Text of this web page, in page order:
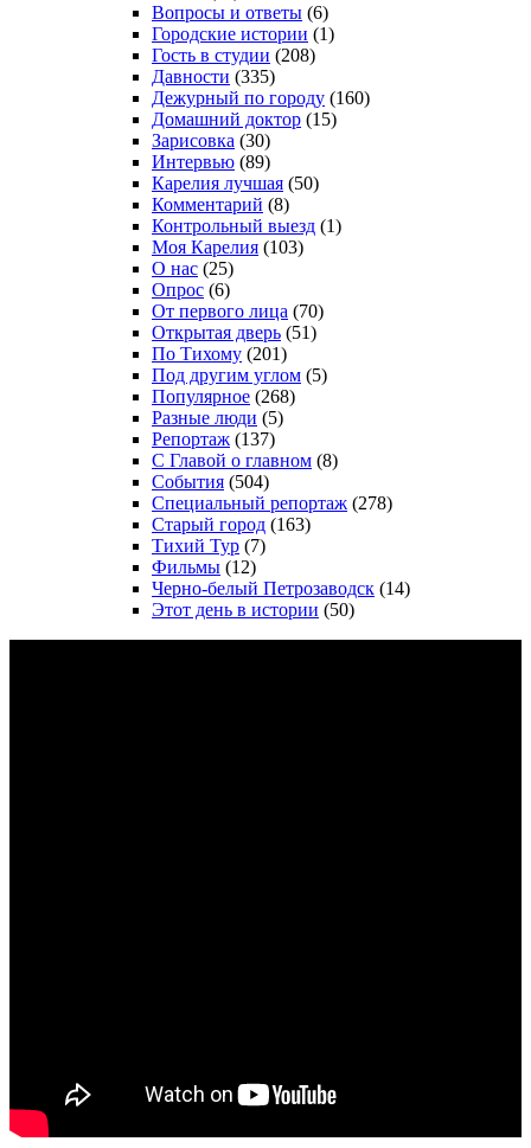
Вопросы и ответы (6)
Городские истории (1)
Гость в студии (208)
Давности (335)
Дежурный по городу (160)
Домашний доктор (15)
Зарисовка (30)
Интервью (89)
Карелия лучшая (50)
Комментарий (8)
Контрольный выезд (1)
Моя Карелия (103)
О нас (25)
Опрос (6)
От первого лица (70)
Открытая дверь (51)
По Тихому (201)
Под другим углом (5)
Популярное (268)
Разные люди (5)
Репортаж (137)
С Главой о главном (8)
События (504)
Специальный репортаж (278)
Старый город (163)
Тихий Тур (7)
Фильмы (12)
Черно-белый Петрозаводск (14)
Этот день в истории (50)